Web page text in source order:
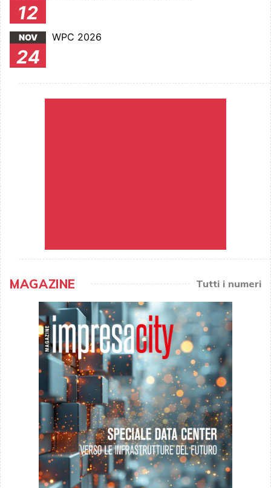
12
NOV
24
WPC 2026
MAGAZINE Tutti i numeri